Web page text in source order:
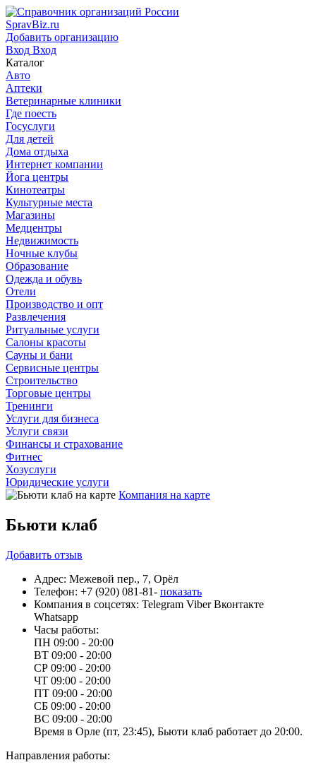
SpravBiz.ru
Добавить организацию
Вход Вход
Каталог
Авто
Аптеки
Ветеринарные клиники
Где поесть
Госуслуги
Для детей
Дома отдыха
Интернет компании
Йога центры
Кинотеатры
Культурные места
Магазины
Медцентры
Недвижимость
Ночные клубы
Образование
Одежда и обувь
Отели
Производство и опт
Развлечения
Ритуальные услуги
Салоны красоты
Сауны и бани
Сервисные центры
Строительство
Торговые центры
Тренинги
Услуги для бизнеса
Услуги связи
Финансы и страхование
Фитнес
Хозуслуги
Юридические услуги
Компания на карте
Бьюти клаб
Добавить отзыв
Адрес: Межевой пер., 7, Орёл
Телефон: +7 (920) 081-81- показать
Компания в соцсетях: Telegram Viber Вконтакте
Whatsapp
Часы работы:
ПН 09:00 - 20:00
ВТ 09:00 - 20:00
СР 09:00 - 20:00
ЧТ 09:00 - 20:00
ПТ 09:00 - 20:00
СБ 09:00 - 20:00
ВС 09:00 - 20:00
Время в Орле (пт, 23:45), Бьюти клаб работает до 20:00.
Направления работы: